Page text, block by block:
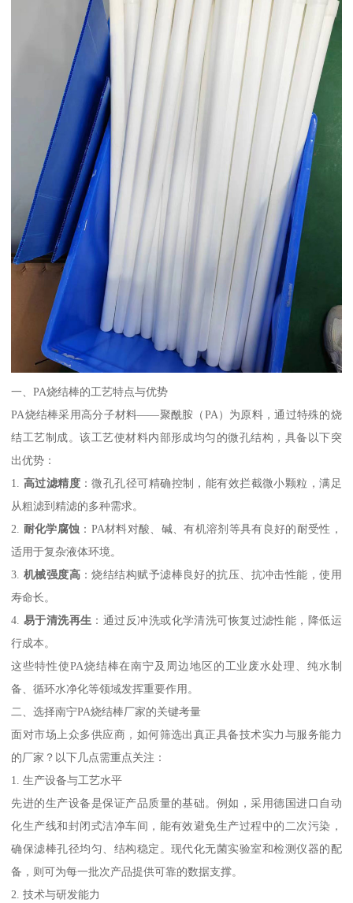
一、PA烧结棒的工艺特点与优势
PA烧结棒采用高分子材料——聚酰胺（PA）为原料，通过特殊的烧
结工艺制成。该工艺使材料内部形成均匀的微孔结构，具备以下突
出优势：
1. 高过滤精度 ：微孔孔径可精确控制，能有效拦截微小颗粒，满足
从粗滤到精滤的多种需求。
2. 耐化学腐蚀 ：PA材料对酸、碱、有机溶剂等具有良好的耐受性，
适用于复杂液体环境。
3. 机械强度高 ：烧结结构赋予滤棒良好的抗压、抗冲击性能，使用
寿命长。
4. 易于清洗再生 ：通过反冲洗或化学清洗可恢复过滤性能，降低运
行成本。
这些特性使PA烧结棒在南宁及周边地区的工业废水处理、纯水制
备、循环水净化等领域发挥重要作用。
二、选择南宁PA烧结棒厂家的关键考量
面对市场上众多供应商，如何筛选出真正具备技术实力与服务能力
的厂家？以下几点需重点关注：
1. 生产设备与工艺水平
先进的生产设备是保证产品质量的基础。例如，采用德国进口自动
化生产线和封闭式洁净车间，能有效避免生产过程中的二次污染，
确保滤棒孔径均匀、结构稳定。现代化无菌实验室和检测仪器的配
备，则可为每一批次产品提供可靠的数据支撑。
2. 技术与研发能力